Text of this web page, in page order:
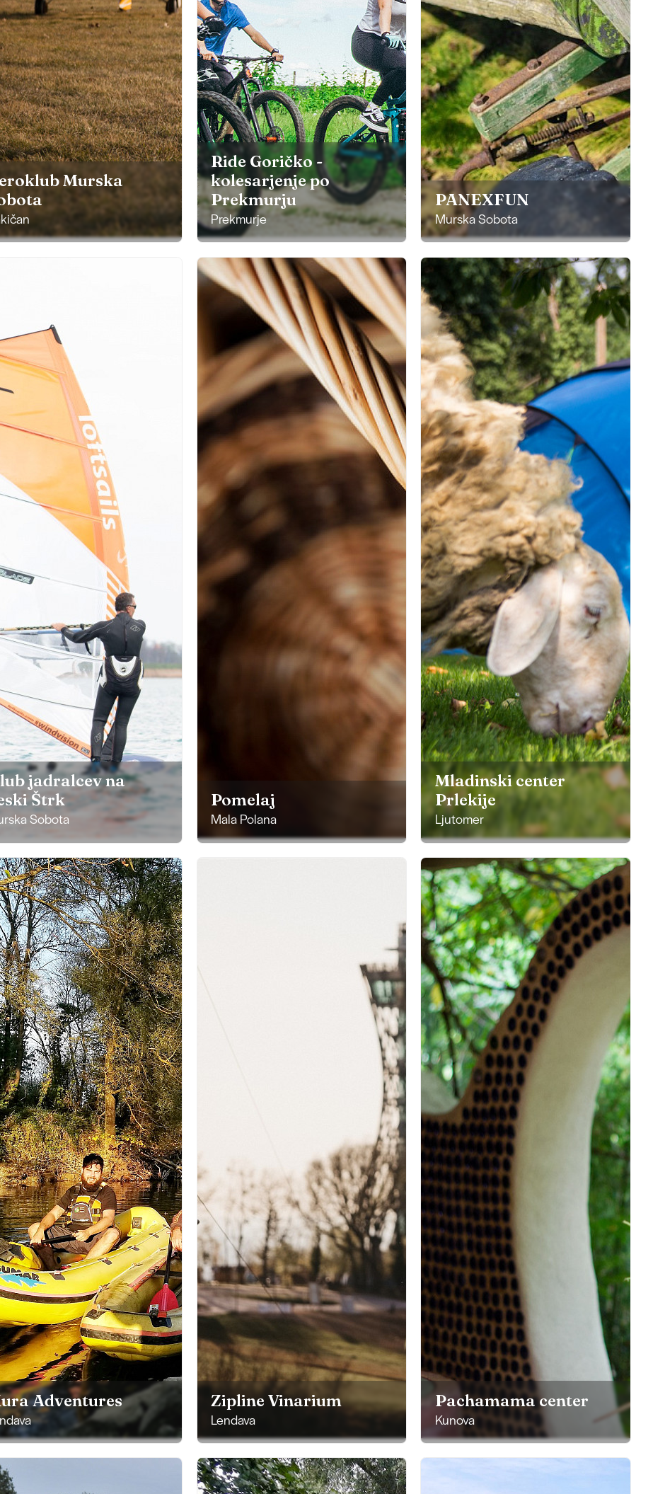
Murska
Ride Goričko -
kolesarjenje po
Prekmurju
Prekmurje
PANEXFUN
Murska Sobota
jadralcev na
Štrk
Sobota
Pomelaj
Mala Polana
Mladinski center
Prlekije
Ljutomer
Adventures Zipline Vinarium
Lendava
Pachamama center
Kunova